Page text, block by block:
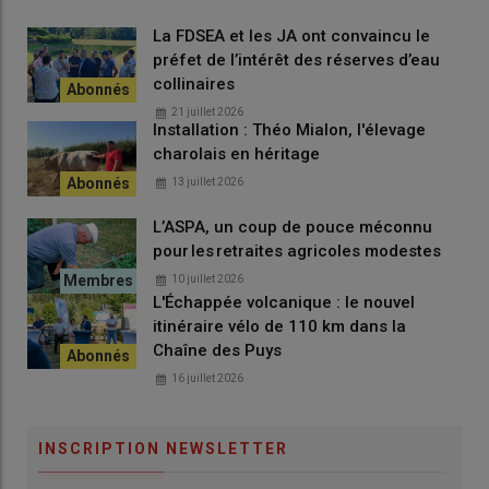
Suite à l’Assemblée Générale du Herd-Book, Bovins
Croissance Corrèzea tenu sa réunion annuelle, abordant des
thématiques clés pour l’accompagnement des éleveurs.
L’organisme a affiché unbilan comptable positif
malgré unelégère baisse . Les
hausses
des cotisations professionnelles
et des
d’assuranceont conduit à un
2026.
Avec351 adhérents,Bovins Croissanceconfirme sonrôle
central, bien que la campagne ait été marquée par des
retardsdus aux crises sanitaires. Lestechniciensont su
s’adapter, permettant delimiter les perteset d’optimiser le
suivi des élevages.
Vers un suivi toujours plus
précis
La FDSEA et les JA ont convaincu le
préfet de l’intérêt des réserves d’eau
collinaires
21 juillet 2026
Installation : Théo Mialon, l'élevage
charolais en héritage
13 juillet 2026
L’ASPA, un coup de pouce méconnu
pour les retraites agricoles modestes
10 juillet 2026
L'Échappée volcanique : le nouvel
itinéraire vélo de 110 km dans la
Chaîne des Puys
16 juillet 2026
INSCRIPTION NEWSLETTER